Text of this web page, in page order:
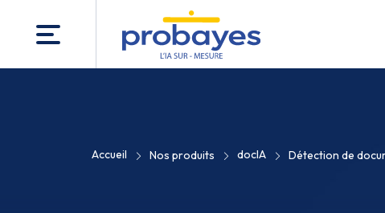
Accueil Nos produits docIA Détection de